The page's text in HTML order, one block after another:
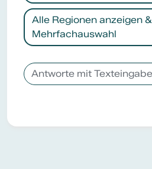
Alle Regionen anzeigen &
Mehrfachauswahl